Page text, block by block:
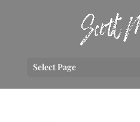
Select Page